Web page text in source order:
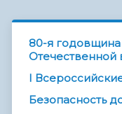
80-я
Отечественной
I
Безопасность